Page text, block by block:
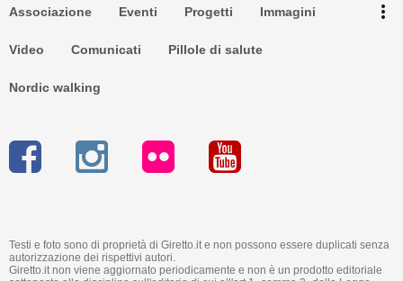
Associazione Eventi Progetti Immagini
Video Comunicati Pillole di salute
Nordic walking
more_vert
Privacy
Testi e foto sono di proprietà di Giretto.it e non possono essere duplicati senza
autorizzazione dei rispettivi autori.
Giretto.it non viene aggiornato periodicamente e non è un prodotto editoriale